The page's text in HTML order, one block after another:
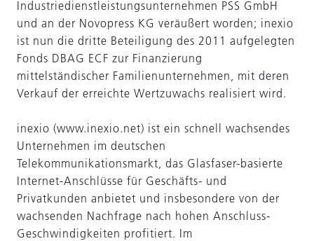
Industriedienstleistungsunternehmen PSS GmbH
und an der Novopress KG veräußert worden; inexio
ist nun die dritte Beteiligung des 2011 aufgelegten
Fonds DBAG ECF zur Finanzierung
mittelständischer Familienunternehmen, mit deren
Verkauf der erreichte Wertzuwachs realisiert wird.
inexio (www.inexio.net) ist ein schnell wachsendes
Unternehmen im deutschen
Telekommunikationsmarkt, das Glasfaser-basierte
Internet-Anschlüsse für Geschäfts- und
Privatkunden anbietet und insbesondere von der
wachsenden Nachfrage nach hohen Anschluss-
Geschwindigkeiten profitiert. Im